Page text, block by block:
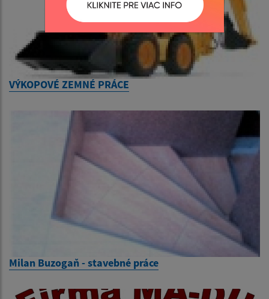
VÝKOPOVÉ ZEMNÉ PRÁCE
Milan Buzogaň - stavebné práce